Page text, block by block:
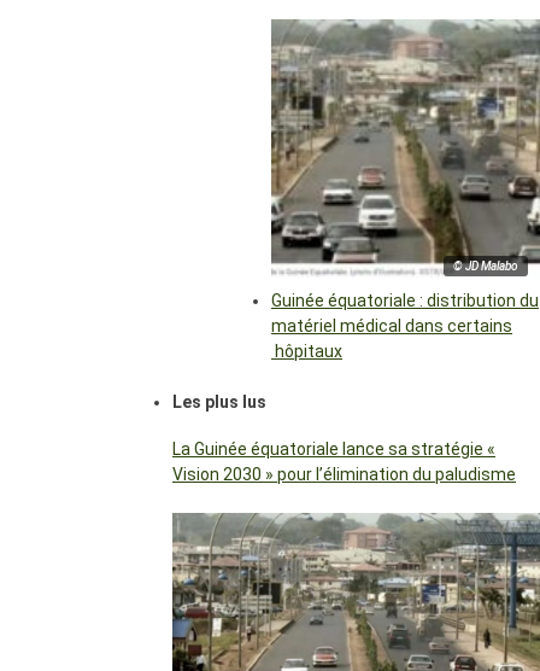
© JD Malabo
Guinée équatoriale : distribution du
matériel médical dans certains
hôpitaux
Les plus lus
La Guinée équatoriale lance sa stratégie «
Vision 2030 » pour l’élimination du paludisme